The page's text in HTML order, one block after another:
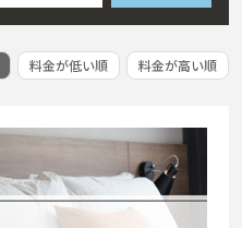
料金が低い順 料金が高い順